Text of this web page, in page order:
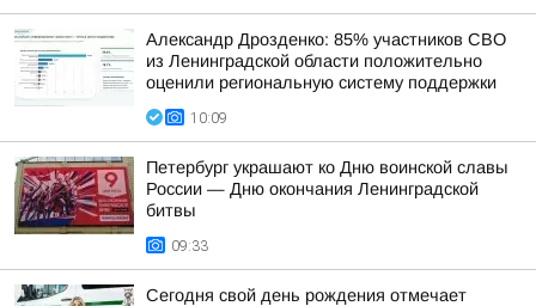
Александр Дрозденко: 85% участников СВО
из Ленинградской области положительно
оценили региональную систему поддержки
10:09
Петербург украшают ко Дню воинской славы
России — Дню окончания Ленинградской
битвы
09:33
Сегодня свой день рождения отмечает